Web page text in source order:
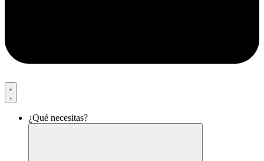
¿Qué necesitas?